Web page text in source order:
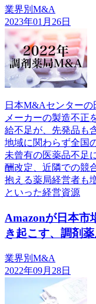
業界別M&A
2023年01月26日
日本M&Aセンターの
メーカーの製造不正
給不足が、先発品も
地域に関わらず全国
未曾有の医薬品不足
酬改定、近隣での競
抱える薬局経営者も
といった経営資源
Amazonが日本市
き起こす、調剤
業界別M&A
2022年09月28日